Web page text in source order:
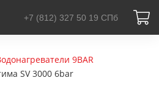
+7 (812) 327 50 19 СПб
9BAR
SV 3000 6bar